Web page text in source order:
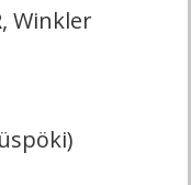
Winkler